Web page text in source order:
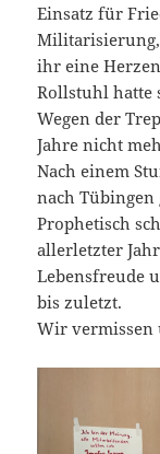
Einsatz für
ihr eine
Rollstuhl hatte
Wegen der
Jahre nicht
Nach einem
nach Tübingen
Prophetisch
allerletzter
Lebensfreude
bis zuletzt.
Wir vermissen